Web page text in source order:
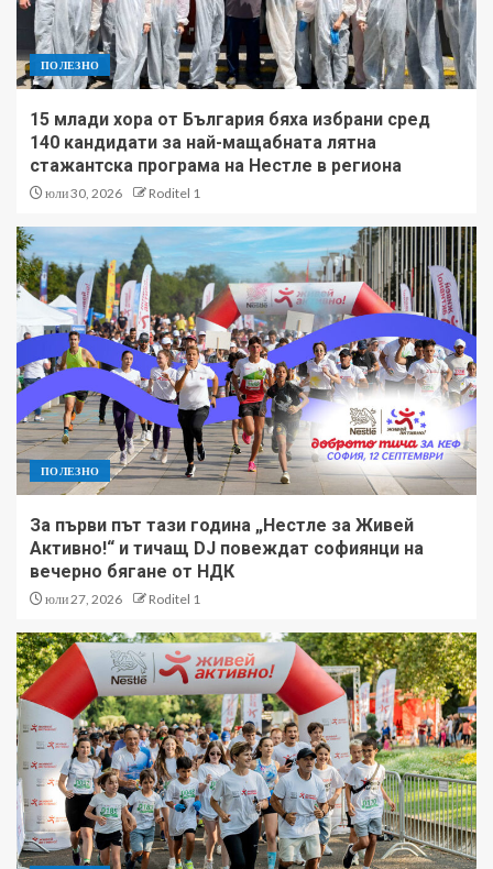
ПОЛЕЗНО
15 млади хора от България бяха избрани сред
140 кандидати за най-мащабната лятна
стажантска програма на Нестле в региона
юли 30, 2026 Roditel 1
ПОЛЕЗНО
За първи път тази година „Нестле за Живей
Активно!“ и тичащ DJ повеждат софиянци на
вечерно бягане от НДК
юли 27, 2026 Roditel 1